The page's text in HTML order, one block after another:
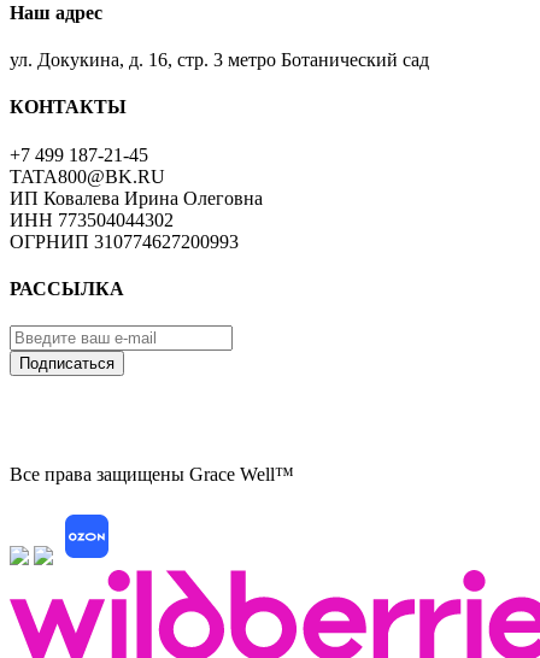
Наш адрес
ул. Докукина, д. 16, стр. 3 метро Ботанический сад
КОНТАКТЫ
+7 499 187-21-45
TATA800@BK.RU
ИП Ковалева Ирина Олеговна
ИНН 773504044302
ОГРНИП 310774627200993
РАССЫЛКА
Подписаться
Все права защищены Grace Well™